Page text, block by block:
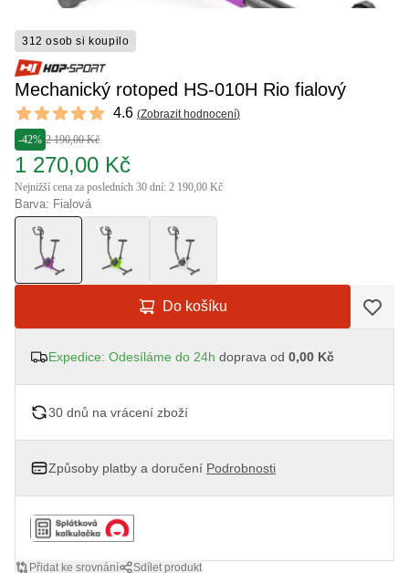
312 osob si koupilo
Mechanický rotoped HS-010H Rio fialový
Reviews
4.6 out of 5 stars 4.6 (Zobrazit hodnocení)
-42% 2 190,00 Kč
1 270,00 Kč
Nejnižší cena za posledních 30 dní: 2 190,00 Kč
Barva: Fialová
Do košíku
Expedice: Odesíláme do 24h doprava od 0,00 Kč
30 dnů na vrácení zboží
Způsoby platby a doručení Podrobnosti
Přidat ke srovnání Sdílet produkt